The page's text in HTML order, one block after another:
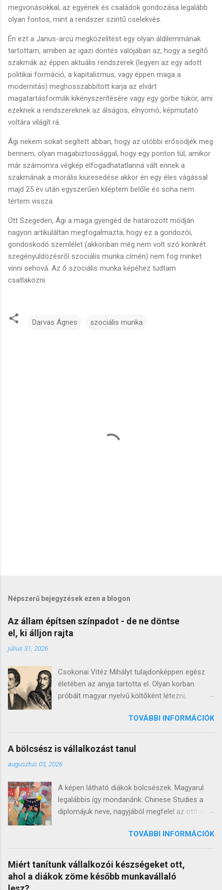
megvonásokkal, az egyének és családok gondozása legalább
olyan fontos, mint a rendszer szintű cselekvés.
Én ezt a Janus-arcú megközelítést egy olyan áldilemmának
tartottam, amiben az igazi döntés valójában az, hogy a segítő
szakmák az éppen aktuális rendszerek (legyen az egy adott
politikai formáció, a kapitalizmus, vagy éppen maga a
modernitás) meghosszabbított karja az elvárt
magatartásformák kikényszerítésére vagy egy görbe tükör, ami
ezeknek a rendszereknek az álságos, elnyomó, képmutató
voltára világít rá.
Ági nekem sokat segített abban, hogy az utóbbi erősödjék meg
bennem, olyan magabiztossággal, hogy egy ponton túl, amikor
már számomra végkép elfogadhatatlanná vált ennek a
szakmának a morális kiüresedése akkor én egy éles vágással
majd 25 év után egyszerűen kiléptem belőle és soha nem
tértem vissza.
Ott Szegeden, Ági a maga gyengéd de határozott módján
nagyon artikuláltan megfogalmazta, hogy ez a gondozói,
gondoskodó szemlélet (akkoriban még nem volt szó konkrét
szegényüldözésről szociális munka címén) nem fog minket
vinni sehová. Az ő szociális munka képéhez tudtam
csatlakozni.
Darvas Ágnes szociális munka
Népszerű bejegyzések ezen a blogon
Az állam építsen színpadot - de ne döntse
el, ki álljon rajta
július 31, 2026
Csokonai Vitéz Mihályt tulajdonképpen egész
életében az anyja tartotta el. Olyan korban
próbált magyar nyelvű költőként létezni,
működőképes társadalmi infrastruktúra. Nem
volt elegendő számú fizetőképes olvasó, fejlett
könyvpiac, országos kulturális nyilvánosság és
pénzt adott volna magyar nyelvű irodalomért.
gyűjteni, alkalmi megbízásokból élni, állásért
folyamodni és személyes kapcsolatokon
keresztül támogatást remélni. De magyar
szinte lehetetlen volt. Kortársai között is
nagyon nehezen találunk olyat, aki a
művészetéből élt. Kazinczy birtokos nemes és
egy ideig állami tisztviselő volt; Fazekas
TOVÁBBI INFORMÁCIÓK
A bölcsész is vállalkozást tanul
augusztus 03, 2026
A képen látható diákok bölcsészek. Magyarul
legalábbis így mondanánk. Chinese Studies a
diplomájuk neve, nagyjából megfelel az otthoni
részletet, amiről ez a bejegyzés szól. Büfé-
ruhatár szak, emlékszem otthon a
bölcsészeket és a szociális szakokat is így
gúnyolták az én időmben. Tarisznyás
bölcsészlány. Ez talán a 70-es évekből jöhetett,
TOVÁBBI INFORMÁCIÓK
Miért tanítunk vállalkozói készségeket ott,
ahol a diákok zöme később munkavállaló